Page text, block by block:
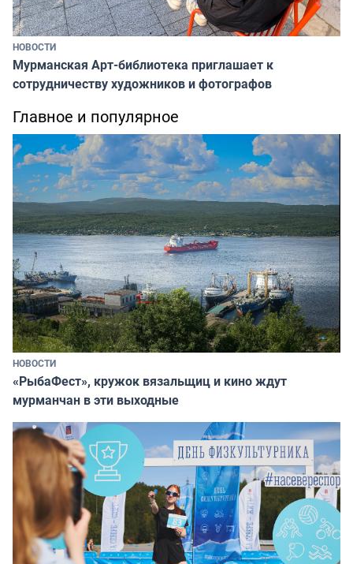
НОВОСТИ
Мурманская Арт-библиотека приглашает к
сотрудничеству художников и фотографов
Главное и популярное
НОВОСТИ
«РыбаФест», кружок вязальщиц и кино ждут
мурманчан в эти выходные